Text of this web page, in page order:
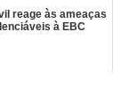
reage às ameaças
à EBC